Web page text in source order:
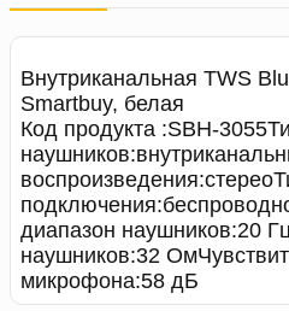
Внутриканальная TWS
Smartbuy, белая
Код продукта :SBH-
диапазон наушников:20
наушников:32
микрофона:58 дБ